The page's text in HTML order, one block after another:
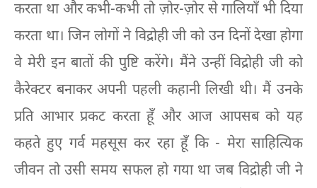
करता था और कभी-कभी तो ज़ोर-ज़ोर से गालियाँ भी दिया
करता था। जिन लोगों ने विद्रोही जी को उन दिनों देखा होगा
वे मेरी इन बातों की पुष्टि करेंगे। मैंने उन्हीं विद्रोही जी को
कैरेक्टर बनाकर अपनी पहली कहानी लिखी थी। मैं उनके
प्रति आभार प्रकट करता हूँ और आज आपसब को यह
कहते हुए गर्व महसूस कर रहा हूँ कि - मेरा साहित्यिक
जीवन तो उसी समय सफल हो गया था जब विद्रोही जी ने